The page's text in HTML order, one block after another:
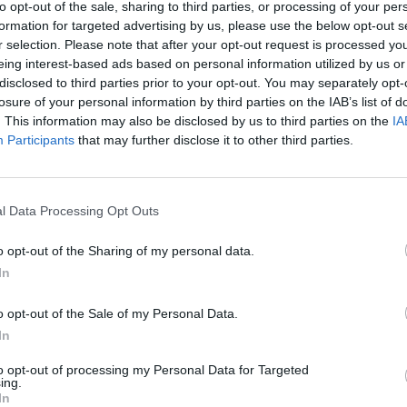
opt-out of the sale, sharing to third parties, or processing of your
for targeted advertising by us, please use the below opt-out
selection. Please note that after your opt-out request is processed
interest-based ads based on personal information utilized by us
to third parties prior to your opt-out. You may separately
of your personal information by third parties on the IAB’s list of
This information may also be disclosed by us to third parties on the
Participants that may further disclose it to other third parties.
Data Processing Opt Outs
opt-out of the Sharing of my personal data.
opt-out of the Sale of my Personal Data.
opt-out of processing my Personal Data for Targeted
további tartalmakért! ›
lelkében elkötelezett gamer, kütyü és immár e-autó rajongó!